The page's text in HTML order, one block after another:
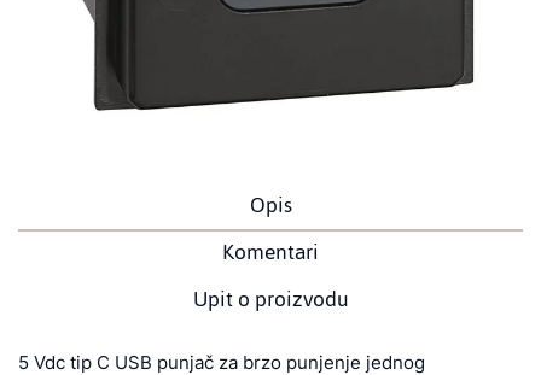
Opis
Komentari
Upit o proizvodu
5 Vdc tip C USB punjač za brzo punjenje jednog